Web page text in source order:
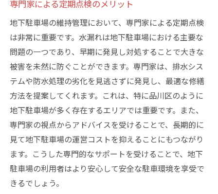
専門家による定期点検のメリット
地下駐車場の維持管理において、専門家による定期点検
は非常に重要です。水漏れは地下駐車場における主要な
問題の一つであり、早期に発見し対処することで大きな
被害を未然に防ぐことができます。専門家は、排水シス
テムや防水処理の劣化を見逃さずに発見し、最適な修繕
方法を提案してくれます。これは、特に品川区のように
地下駐車場が多く存在するエリアでは重要です。また、
専門家の視点からアドバイスを受けることで、長期的に
見て地下駐車場の運営コストを抑えることにもつながり
ます。こうした専門的なサポートを受けることで、地下
駐車場の利用者はより安心して安全な駐車環境を享受で
きるでしょう。